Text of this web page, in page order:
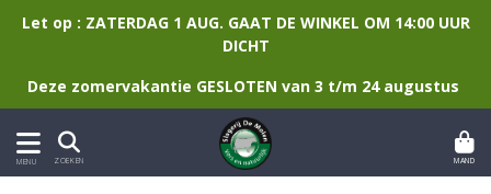
Let op : ZATERDAG 1 AUG. GAAT DE WINKEL OM 14:00 UUR
DICHT
Deze zomervakantie GESLOTEN van 3 t/m 24 augustus
MENU ZOEKEN MAND